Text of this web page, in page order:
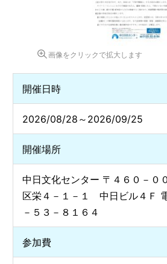
画像をクリックで拡大します
開催日時
2026/08/28～2026/09/25
開催場所
中日文化センター 〒４６０－
区栄４－１－１ 中日ビル４Ｆ
－５３－８１６４
参加費